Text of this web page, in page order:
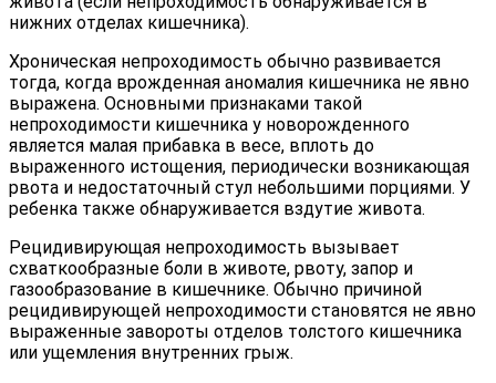
нижних отделах кишечника).
Хроническая непроходимость обычно развивается
тогда, когда врожденная аномалия кишечника не явно
выражена. Основными признаками такой
непроходимости кишечника у новорожденного
является малая прибавка в весе, вплоть до
выраженного истощения, периодически возникающая
рвота и недостаточный стул небольшими порциями. У
ребенка также обнаруживается вздутие живота.
Рецидивирующая непроходимость вызывает
схваткообразные боли в животе, рвоту, запор и
газообразование в кишечнике. Обычно причиной
рецидивирующей непроходимости становятся не явно
выраженные завороты отделов толстого кишечника
или ущемления внутренних грыж.